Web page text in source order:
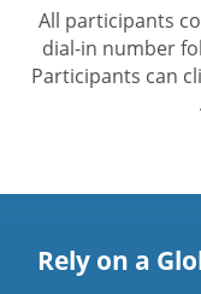
All participants
dial-in number
Participants can
Rely on a